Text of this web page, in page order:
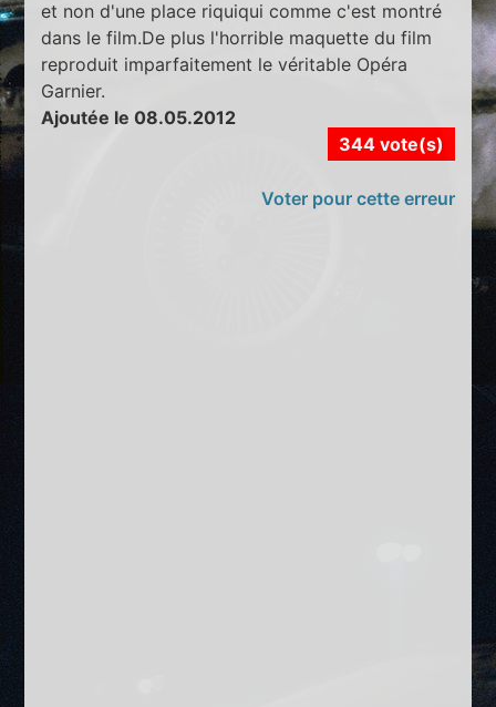
et non d'une place riquiqui comme c'est montré
dans le film.De plus l'horrible maquette du film
reproduit imparfaitement le véritable Opéra
Garnier.
Ajoutée le 08.05.2012
344 vote(s)
Voter pour cette erreur